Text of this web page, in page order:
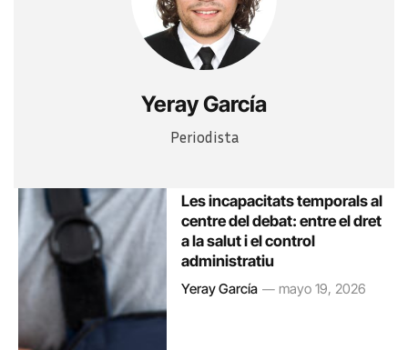
Yeray García
Periodista
Les incapacitats temporals al
centre del debat: entre el dret
a la salut i el control
administratiu
Yeray García mayo 19, 2026